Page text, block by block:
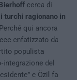
cerca di
turchi ragionano in
qui ancora
enfatizzato da
populista
del
e Özil fa